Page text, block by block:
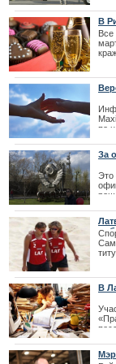
Престо
Лайма
фестиваля
|
В
Все
по
|
За
Это
|
В